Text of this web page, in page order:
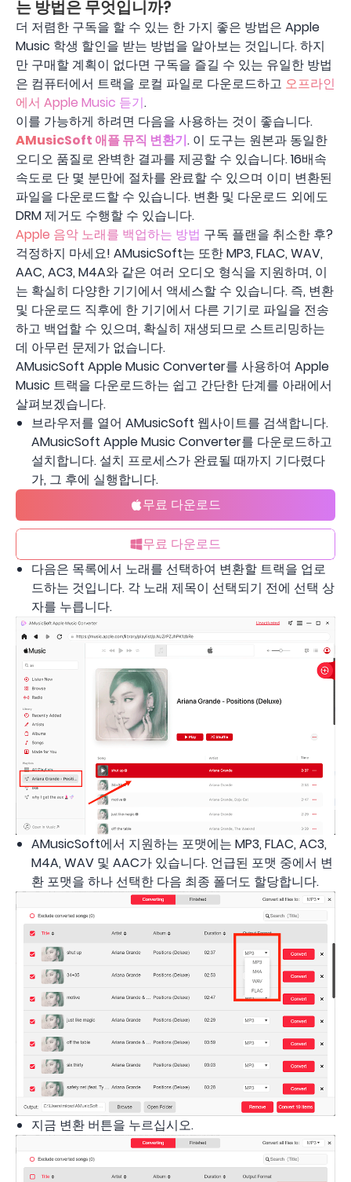
는 방법은 무엇입니까?
더 저렴한 구독을 할 수 있는 한 가지 좋은 방법은 Apple
Music 학생 할인을 받는 방법을 알아보는 것입니다. 하지
만 구매할 계획이 없다면 구독을 즐길 수 있는 유일한 방법
은 컴퓨터에서 트랙을 로컬 파일로 다운로드하고 오프라인
에서 Apple Music 듣기.
이를 가능하게 하려면 다음을 사용하는 것이 좋습니다.
AMusicSoft 애플 뮤직 변환기. 이 도구는 원본과 동일한
오디오 품질로 완벽한 결과를 제공할 수 있습니다. 16배속
속도로 단 몇 분만에 절차를 완료할 수 있으며 이미 변환된
파일을 다운로드할 수 있습니다. 변환 및 다운로드 외에도
DRM 제거도 수행할 수 있습니다.
Apple 음악 노래를 백업하는 방법 구독 플랜을 취소한 후?
걱정하지 마세요! AMusicSoft는 또한 MP3, FLAC, WAV,
AAC, AC3, M4A와 같은 여러 오디오 형식을 지원하며, 이
는 확실히 다양한 기기에서 액세스할 수 있습니다. 즉, 변환
및 다운로드 직후에 한 기기에서 다른 기기로 파일을 전송
하고 백업할 수 있으며, 확실히 재생되므로 스트리밍하는
데 아무런 문제가 없습니다.
AMusicSoft Apple Music Converter를 사용하여 Apple
Music 트랙을 다운로드하는 쉽고 간단한 단계를 아래에서
살펴보겠습니다.
브라우저를 열어 AMusicSoft 웹사이트를 검색합니다.
AMusicSoft Apple Music Converter를 다운로드하고
설치합니다. 설치 프로세스가 완료될 때까지 기다렸다
가, 그 후에 실행합니다.
무료 다운로드
무료 다운로드
다음은 목록에서 노래를 선택하여 변환할 트랙을 업로
드하는 것입니다. 각 노래 제목이 선택되기 전에 선택 상
자를 누릅니다.
AMusicSoft에서 지원하는 포맷에는 MP3, FLAC, AC3,
M4A, WAV 및 AAC가 있습니다. 언급된 포맷 중에서 변
환 포맷을 하나 선택한 다음 최종 폴더도 할당합니다.
지금 변환 버튼을 누르십시오.